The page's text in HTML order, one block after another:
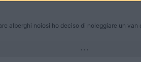
alberghi noiosi ho deciso di noleggiare un
...